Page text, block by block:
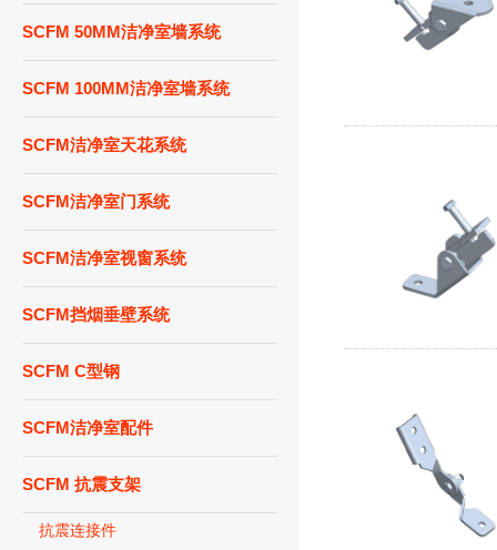
SCFM 50MM洁净室墙系统
SCFM 100MM洁净室墙系统
SCFM洁净室天花系统
SCFM洁净室门系统
SCFM洁净室视窗系统
SCFM挡烟垂壁系统
SCFM C型钢
SCFM洁净室配件
SCFM 抗震支架
抗震连接件